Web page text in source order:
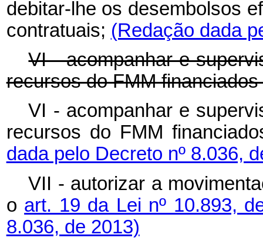
debitar-lhe os desembolsos
contratuais; (Redação dada
VI - acompanhar e
recursos do FMM
VI - acompanhar e
recursos do FMM
dada pelo Decreto nº 8.036,
VII - autorizar a
o art. 19 da Lei nº 10.893,
8.036, de 2013)